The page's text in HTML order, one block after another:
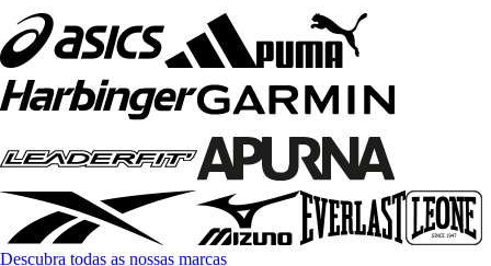
Descubra todas as nossas marcas